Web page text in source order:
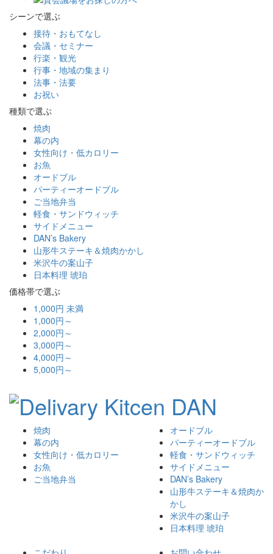
シーンで選ぶ
接待・おもてなし
会議・セミナー
行楽・観光
行事・地域の集まり
法事・法要
お祝い
種類で選ぶ
焼肉
幕の内
女性向け・低カロリー
お魚
オードブル
パーティーオードブル
ご当地弁当
軽食・サンドウィッチ
サイドメニュー
DAN’s Bakery
山形牛ステーキ＆焼肉かかし
米沢牛の案山子
日本料理 琥珀
価格帯で選ぶ
1,000円 未満
1,000円～
2,000円～
3,000円～
4,000円～
5,000円～
焼肉
幕の内
女性向け・低カロリー
お魚
ご当地弁当
オードブル
パーティーオードブル
軽食・サンドウィッチ
サイドメニュー
DAN’s Bakery
山形牛ステーキ＆焼肉か
かし
米沢牛の案山子
日本料理 琥珀